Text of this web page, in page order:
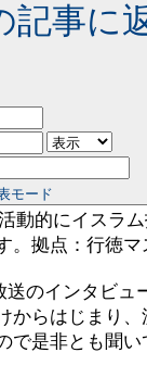
記事に
モード